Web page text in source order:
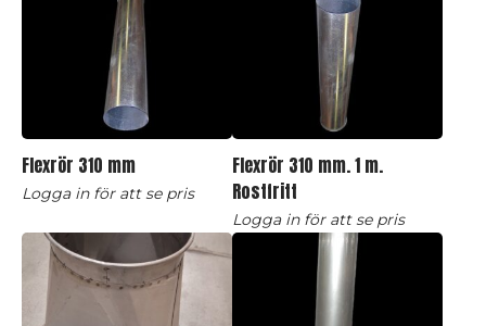
Flexrör 310 mm
Logga in för att se pris
Flexrör 310 mm. 1 m.
Rostfritt
Logga in för att se pris